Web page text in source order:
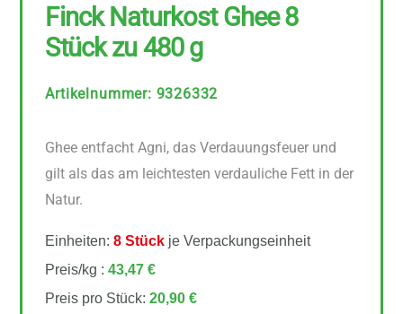
Finck Naturkost Ghee 8
Stück zu 480 g
Artikelnummer: 9326332
Ghee entfacht Agni, das Verdauungsfeuer und
gilt als das am leichtesten verdauliche Fett in der
Natur.
Einheiten:8 Stück je Verpackungseinheit
Preis/kg :43,47 €
Preis pro Stück:20,90 €